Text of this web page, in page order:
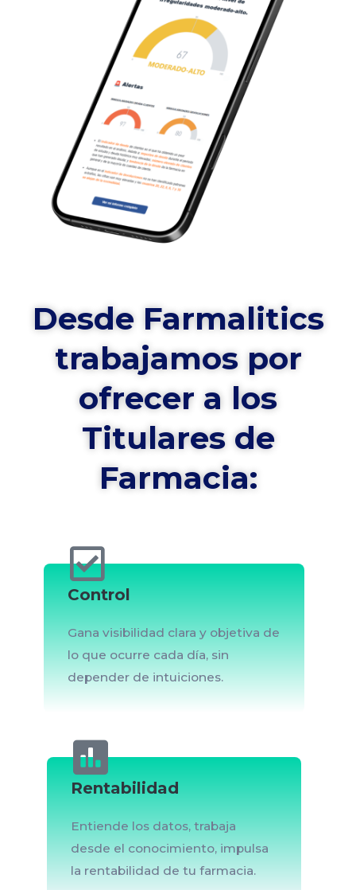
Desde Farmalitics
trabajamos por
ofrecer a los
Titulares de
Farmacia:
Control
Gana visibilidad clara y objetiva de
lo que ocurre cada día, sin
depender de intuiciones.
Rentabilidad
Entiende los datos, trabaja
desde el conocimiento, impulsa
la rentabilidad de tu farmacia.